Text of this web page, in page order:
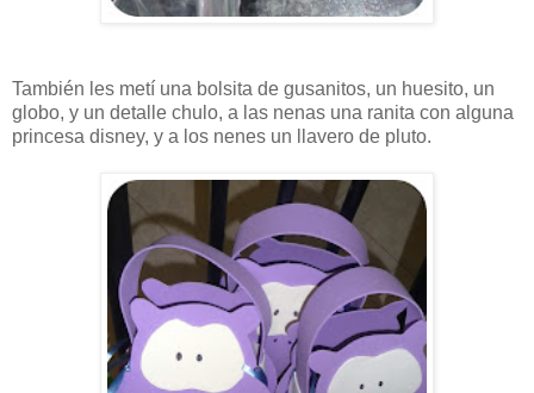
También les metí una bolsita de gusanitos, un huesito, un
globo, y un detalle chulo, a las nenas una ranita con alguna
princesa disney, y a los nenes un llavero de pluto.